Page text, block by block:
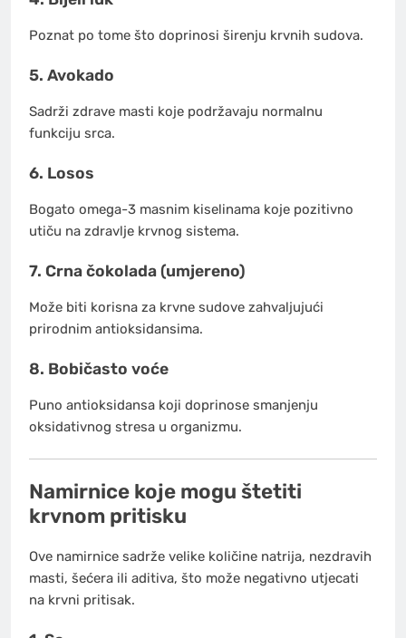
Poznat po tome što doprinosi širenju krvnih sudova.
5. Avokado
Sadrži zdrave masti koje podržavaju normalnu
funkciju srca.
6. Losos
Bogato omega-3 masnim kiselinama koje pozitivno
utiču na zdravlje krvnog sistema.
7. Crna čokolada (umjereno)
Može biti korisna za krvne sudove zahvaljujući
prirodnim antioksidansima.
8. Bobičasto voće
Puno antioksidansa koji doprinose smanjenju
oksidativnog stresa u organizmu.
Namirnice koje mogu štetiti
krvnom pritisku
Ove namirnice sadrže velike količine natrija, nezdravih
masti, šećera ili aditiva, što može negativno utjecati
na krvni pritisak.